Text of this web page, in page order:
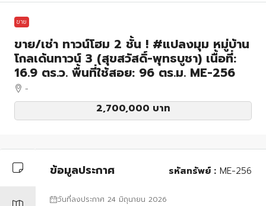
ขาย
ขาย/เช่า ทาวน์โฮม 2 ชั้น ! #แปลงมุม หมู่บ้าน
โกลเด้นทาวน์ 3 (สุขสวัสดิ์-พุทธบูชา) เนื้อที่:
16.9 ตร.ว. พื้นที่ใช้สอย: 96 ตร.ม. ME-256
-
2,700,000 บาท
ข้อมูลประกาศ รหัสทรัพย์ : ME-256
วันที่ลงประกาศ 24 มิถุนายน 2026